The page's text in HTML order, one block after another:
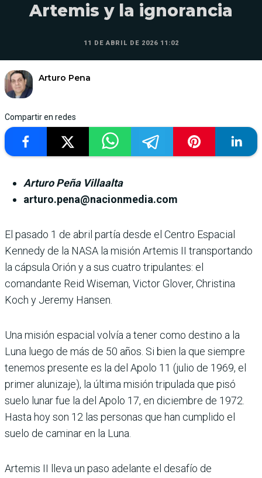
Artemis y la ignorancia
11 DE ABRIL DE 2026 11:02
Arturo Pena
Compartir en redes
Arturo Peña Villaalta
arturo.pena@nacionmedia.com
El pasado 1 de abril partía desde el Centro Espacial
Kennedy de la NASA la misión Artemis II transportando
la cápsula Orión y a sus cuatro tripulantes: el
comandante Reid Wiseman, Victor Glover, Christina
Koch y Jeremy Hansen.
Una misión espacial volvía a tener como destino a la
Luna luego de más de 50 años. Si bien la que siempre
tenemos presente es la del Apolo 11 (julio de 1969, el
primer alunizaje), la última misión tripulada que pisó
suelo lunar fue la del Apolo 17, en diciembre de 1972.
Hasta hoy son 12 las personas que han cumplido el
suelo de caminar en la Luna.
Artemis II lleva un paso adelante el desafío de